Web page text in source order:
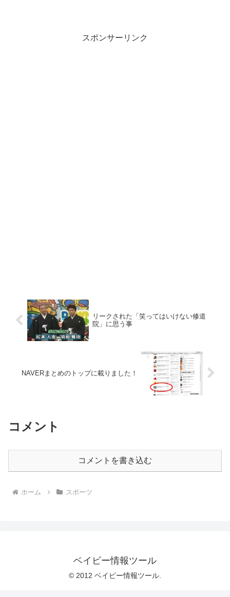
スポンサーリンク
リークされた「笑ってはいけない修道
院」に思う事
NAVERまとめのトップに載りました！
コメント
コメントを書き込む
ホーム スポーツ
ベイビー情報ツール
© 2012 ベイビー情報ツール.